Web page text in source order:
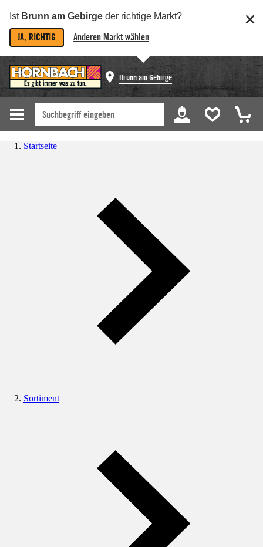
Ist Brunn am Gebirge der richtige Markt?
JA, RICHTIG Anderen Markt wählen
Brunn am Gebirge
Startseite
Sortiment